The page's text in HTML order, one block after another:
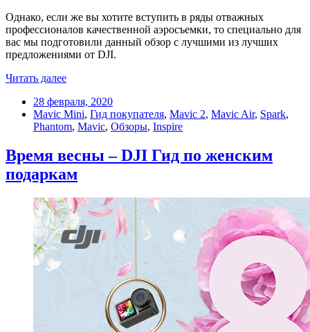
Однако, если же вы хотите вступить в ряды отважных
профессионалов качественной аэросъемки, то специально для
вас мы подготовили данный обзор с лучшими из лучших
предложениями от DJI.
Читать далее
28 февраля, 2020
Mavic Mini, Гид покупателя, Mavic 2, Mavic Air, Spark,
Phantom, Mavic, Обзоры, Inspire
Время весны – DJI Гид по женским
подаркам